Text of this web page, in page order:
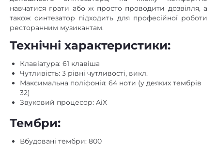
навчатися грати або ж просто проводити дозвілля, а
також синтезатор підходить для професійної роботи
ресторанним музикантам.
Технічні характеристики:
Клавіатура: 61 клавіша
Чутливість: 3 рівні чутливості, викл.
Максимальна поліфонія: 64 ноти (у деяких тембрів
32)
Звуковий процесор: AiX
Тембри:
Вбудовані тембри: 800